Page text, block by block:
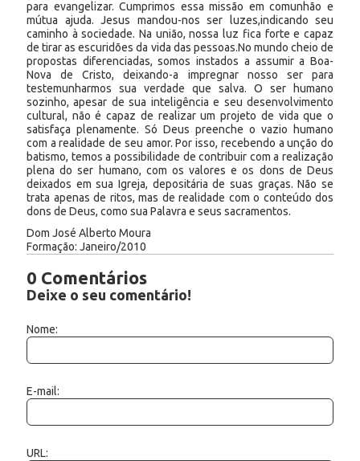
para evangelizar. Cumprimos essa missão em comunhão e
mútua ajuda. Jesus mandou-nos ser luzes,indicando seu
caminho à sociedade. Na união, nossa luz fica forte e capaz
de tirar as escuridões da vida das pessoas.No mundo cheio de
propostas diferenciadas, somos instados a assumir a Boa-
Nova de Cristo, deixando-a impregnar nosso ser para
testemunharmos sua verdade que salva. O ser humano
sozinho, apesar de sua inteligência e seu desenvolvimento
cultural, não é capaz de realizar um projeto de vida que o
satisfaça plenamente. Só Deus preenche o vazio humano
com a realidade de seu amor. Por isso, recebendo a unção do
batismo, temos a possibilidade de contribuir com a realização
plena do ser humano, com os valores e os dons de Deus
deixados em sua Igreja, depositária de suas graças. Não se
trata apenas de ritos, mas de realidade com o conteúdo dos
dons de Deus, como sua Palavra e seus sacramentos.
Dom José Alberto Moura
Formação: Janeiro/2010
0 Comentários
Deixe o seu comentário!
Nome:
E-mail:
URL: